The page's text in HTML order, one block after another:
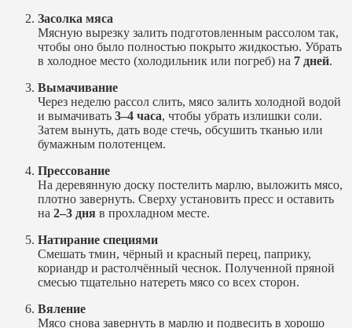
Засолка мяса
Мясную вырезку залить подготовленным рассолом так,
чтобы оно было полностью покрыто жидкостью. Убрать
в холодное место (холодильник или погреб) на 7 дней.
Вымачивание
Через неделю рассол слить, мясо залить холодной водой
и вымачивать 3–4 часа, чтобы убрать излишки соли.
Затем вынуть, дать воде стечь, обсушить тканью или
бумажным полотенцем.
Прессование
На деревянную доску постелить марлю, выложить мясо,
плотно завернуть. Сверху установить пресс и оставить
на 2–3 дня в прохладном месте.
Натирание специями
Смешать тмин, чёрный и красный перец, паприку,
кориандр и растолчённый чеснок. Полученной пряной
смесью тщательно натереть мясо со всех сторон.
Вяление
Мясо снова завернуть в марлю и подвесить в хорошо